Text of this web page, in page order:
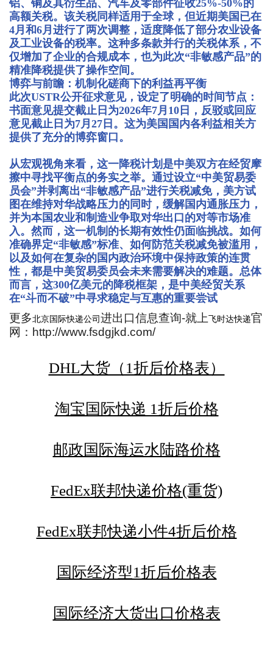
铝、铜及其衍生品、汽车及零部件征收25%-50%的
高额关税。该关税同样适用于全球，但近期美国已在
4月和6月进行了两次调整，适度降低了部分农业设备
及工业设备的税率。这种多条款并行的关税体系，不
仅增加了企业的合规成本，也为此次“非敏感产品”的
精准降税提供了操作空间。
博弈与前瞻：机制化磋商下的利益再平衡
此次USTR公开征求意见，设定了明确的时间节点：
书面意见提交截止日为2026年7月10日，反驳或回应
意见截止日为7月27日。这为美国国内各利益相关方
提供了充分的博弈窗口。
从宏观视角来看，这一降税计划是中美双方在经贸摩
擦中寻找平衡点的务实之举。通过设立“中美贸易委
员会”并剥离出“非敏感产品”进行关税减免，美方试
图在维持对华战略压力的同时，缓解国内通胀压力，
并为本国农业和制造业争取对华出口的对等市场准
入。然而，这一机制的长期有效性仍面临挑战。如何
准确界定“非敏感”标准、如何防范关税减免被滥用，
以及如何在复杂的国内政治环境中保持政策的连贯
性，都是中美贸易委员会未来需要解决的难题。总体
而言，这300亿美元的降税框架，是中美经贸关系
在“斗而不破”中寻求稳定与互惠的重要尝试
更多北京国际快递公司进出口信息查询-就上飞时达快递官
网：http://www.fsdgjkd.com/
DHL大货（1折后价格表）
淘宝国际快递 1折后价格
邮政国际海运水陆路价格
FedEx联邦快递价格(重货)
FedEx联邦快递小件4折后价格
国际经济型1折后价格表
国际经济大货出口价格表